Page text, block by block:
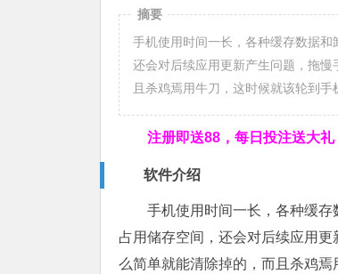
摘要
手机使用时间一长，各种缓存数据和
还会对后续应用更新产生问题，拖
且杀鸡焉用牛刀，这时候就该轮到
注册即送88， 每日投注送大
软件介绍
手机使用时间一长，各种缓
占用储存空间，还会对后续应用
么简单就能清除掉的，而且杀鸡